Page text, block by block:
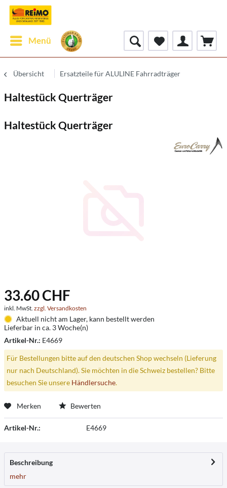
Menü
Übersicht Ersatzteile für ALULINE Fahrradträger
Haltestück Querträger
Haltestück Querträger
33.60 CHF
inkl. MwSt. zzgl. Versandkosten
Aktuell nicht am Lager, kann bestellt werden
Lieferbar in ca. 3 Woche(n)
Artikel-Nr.: E4669
Für Bestellungen bitte auf den deutschen Shop wechseln (Lieferung
nur nach Deutschland). Sie möchten in die Schweiz bestellen? Bitte
besuchen Sie unsere Händlersuche.
Merken Bewerten
Artikel-Nr.: E4669
Beschreibung
mehr